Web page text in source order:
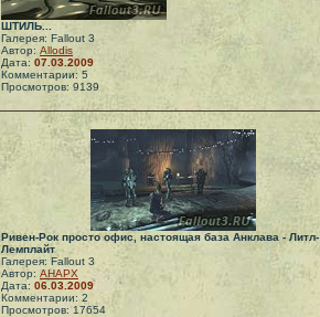
ШТИЛЬ...
Галерея: Fallout 3
Автор: Allodis
Дата: 07.03.2009
Комментарии: 5
Просмотров: 9139
Ривен-Рок просто офис, настоящая база Анклава - Литл-
Лемплайт
Галерея: Fallout 3
Автор: АНАРХ
Дата: 06.03.2009
Комментарии: 2
Просмотров: 17654